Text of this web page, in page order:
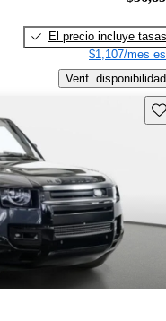
El precio incluye tasas
$1,107/mes
Verif. disponibilidad